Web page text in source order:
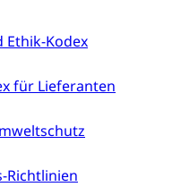
Ethik-Kodex
für Lieferanten
Richtlinien